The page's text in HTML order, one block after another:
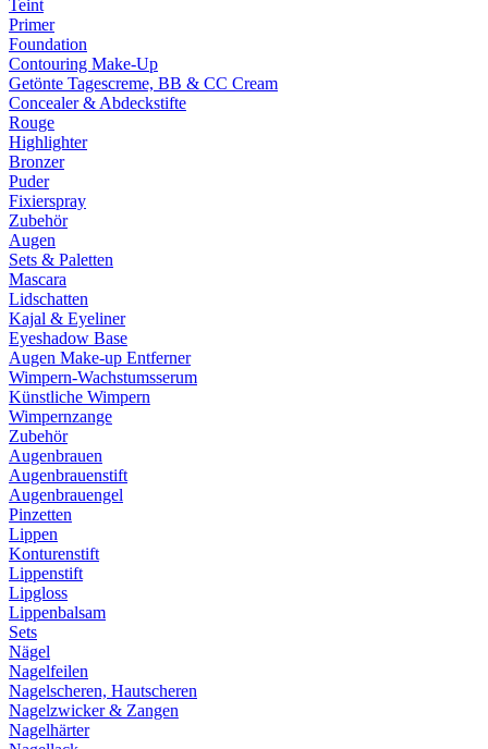
Teint
Primer
Foundation
Contouring Make-Up
Getönte Tagescreme, BB & CC Cream
Concealer & Abdeckstifte
Rouge
Highlighter
Bronzer
Puder
Fixierspray
Zubehör
Augen
Sets & Paletten
Mascara
Lidschatten
Kajal & Eyeliner
Eyeshadow Base
Augen Make-up Entferner
Wimpern-Wachstumsserum
Künstliche Wimpern
Wimpernzange
Zubehör
Augenbrauen
Augenbrauenstift
Augenbrauengel
Pinzetten
Lippen
Konturenstift
Lippenstift
Lipgloss
Lippenbalsam
Sets
Nägel
Nagelfeilen
Nagelscheren, Hautscheren
Nagelzwicker & Zangen
Nagelhärter